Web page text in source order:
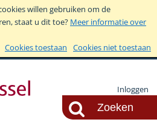
willen gebruiken om de
staat u dit toe? Meer informatie over
Cookies toestaan
Cookies niet toestaan
Inloggen